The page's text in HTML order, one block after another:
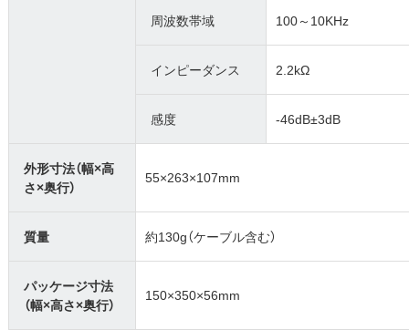
周波数帯域 100～10KHz
インピーダンス 2.2kΩ
感度 -46dB±3dB
外形寸法（幅×高
さ×奥行）
55×263×107mm
質量 約130g（ケーブル含む）
パッケージ寸法
（幅×高さ×奥行）
150×350×56mm